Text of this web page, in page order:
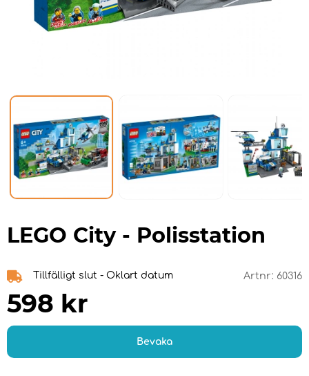
LEGO City - Polisstation
Tillfälligt slut - Oklart datum Artnr: 60316
598 kr
Bevaka